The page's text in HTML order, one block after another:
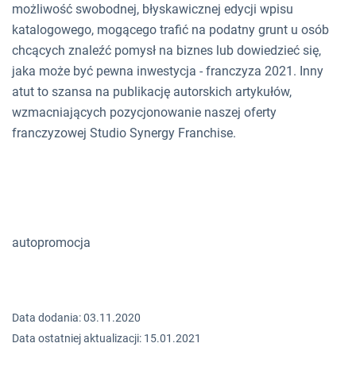
możliwość swobodnej, błyskawicznej edycji wpisu
katalogowego, mogącego trafić na podatny grunt u osób
chcących znaleźć pomysł na biznes lub dowiedzieć się,
jaka może być pewna inwestycja - franczyza 2021. Inny
atut to szansa na publikację autorskich artykułów,
wzmacniających pozycjonowanie naszej oferty
franczyzowej Studio Synergy Franchise.
autopromocja
Data dodania: 03.11.2020
Data ostatniej aktualizacji: 15.01.2021